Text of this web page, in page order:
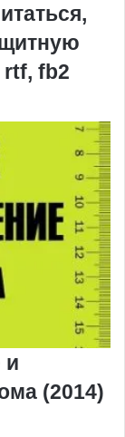
rtf, fb2
и
(2014)